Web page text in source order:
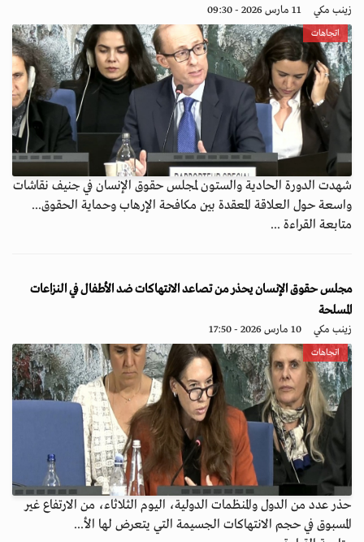
زينب مكي 11 مارس 2026 - 09:30
اتجاهات
شهدت الدورة الحادية والستون لمجلس حقوق الإنسان في جنيف نقاشات
واسعة حول العلاقة المعقدة بين مكافحة الإرهاب وحماية الحقوق...
متابعة القراءة ...
مجلس حقوق الإنسان يحذر من تصاعد الانتهاكات ضد الأطفال في النزاعات
المسلحة
زينب مكي 10 مارس 2026 - 17:50
اتجاهات
حذر عدد من الدول والمنظمات الدولية، اليوم الثلاثاء، من الارتفاع غير
المسبوق في حجم الانتهاكات الجسيمة التي يتعرض لها الأ...